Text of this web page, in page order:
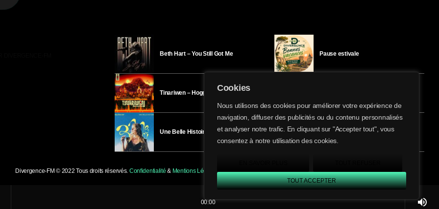
Cookies
Nous utilisons des cookies pour améliorer votre expérience de
navigation, diffuser des publicités ou du contenu personnalisés
et analyser notre trafic. En cliquant sur "Accepter tout", vous
consentez à notre utilisation des cookies.
TOUT ACCEPTER
00:00 volume_up
share
26
email
Beth Hart – You Still Got Me
Tinariwen – Hoggar
Une Belle Histoire – Héloïse Bay
Pause estivale
Ici l’Ombre – mardi 28 juillet
Divergence-FM © 2022 Tous droits réservés. Confidentialité & Mentions Légales.